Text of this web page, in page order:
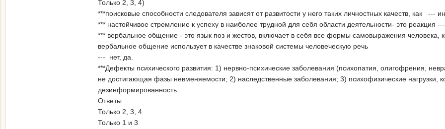
Только 2, 3, 4)
***поисковые способности следователя зависят от развитости у него таких личностных качеств, как ---
*** настойчивое стремление к успеху в наиболее трудной для себя области деятельности- это реакция
*** вербальное общение - это язык поз и жестов, включает в себя все формы самовыражения человека,
вербальное общение использует в качестве знаковой системы человеческую речь
--- нет, да.
***Дефекты психического развития: 1) нервно-психические заболевания (психопатия, олигофрения,
не достигающая фазы невменяемости; 2) наследственные заболевания; 3) психофизические нагрузки,
дезинформированность
Ответы
Только 2, 3, 4
Только 1 и 3